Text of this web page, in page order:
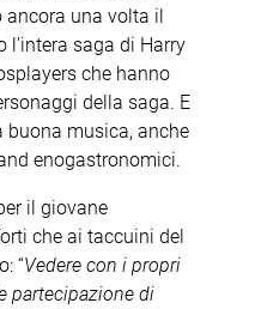
ancora una volta il
l’intera saga di Harry
che hanno
della saga. E
buona musica, anche
enogastronomici.
il giovane
che ai taccuini del
“Vedere con i propri
partecipazione di